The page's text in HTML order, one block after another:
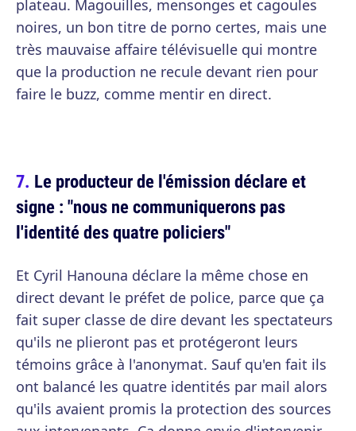
plateau. Magouilles, mensonges et cagoules
noires, un bon titre de porno certes, mais une
très mauvaise affaire télévisuelle qui montre
que la production ne recule devant rien pour
faire le buzz, comme mentir en direct.
Le producteur de l'émission déclare et
signe : "nous ne communiquerons pas
l'identité des quatre policiers"
Et Cyril Hanouna déclare la même chose en
direct devant le préfet de police, parce que ça
fait super classe de dire devant les spectateurs
qu'ils ne plieront pas et protégeront leurs
témoins grâce à l'anonymat. Sauf qu'en fait ils
ont balancé les quatre identités par mail alors
qu'ils avaient promis la protection des sources